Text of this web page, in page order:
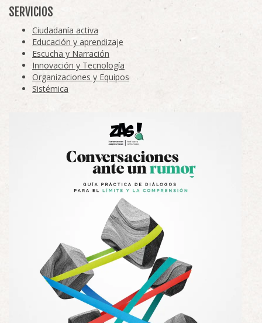
SERVICIOS
Ciudadanía activa
Educación y aprendizaje
Escucha y Narración
Innovación y Tecnología
Organizaciones y Equipos
Sistémica